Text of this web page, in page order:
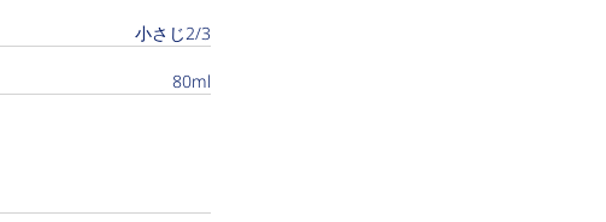
小さじ2/3
80ml